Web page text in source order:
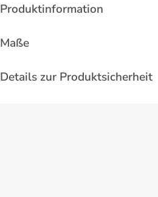
Produktinformation
Maße
Details zur Produktsicherheit